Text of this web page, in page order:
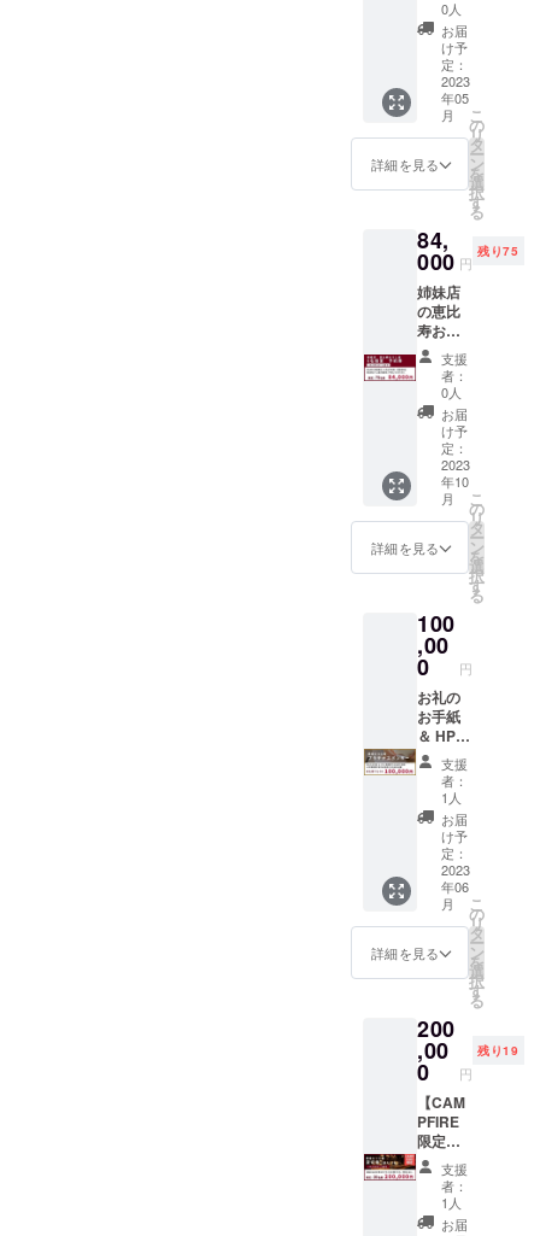
6月1
日〜
2024年
5月31日
ご希
望の場
合は備
掲載し
たい名
ださ
い。
券は
メール
にてお
届けい
たしま
す。ご
予約時
に購入
時の情
えくだ
さい。
※こちら
のご支
援を頂
いたお
客様も
HPへお
名前の
掲載が
可能で
す。
掲載期
間：
2023年
日〜
2024年
5月31日
望の場
合は備
考欄に
掲載し
たい名
前をご
記載く
ださ
い。
分）が
含まれ
ており
ます。
※ドリン
ク代は
含まれ
ており
ませ
になっ
た分だ
計させ
ていた
だきま
す。 ※
お食事
券は
メール
にてお
届けい
たしま
す。ご
予約時
に購入
時の情
えくだ
さい。
※こちら
援を頂
いたお
客様も
HPへお
名前の
掲載が
可能で
す。
掲載期
間：
2023年
6月1
日〜
2024年
5月31日
合は備
考欄に
掲載し
前をご
記載く
ださ
い。
室の予
約券で
す。 有
効期
限：
2023年
5月〜
2023年
9月（店
舗休業
こちら
のご予
約券に
国産ラ
ム焼肉
コース
（最大6
名様
分）が
含まれ
ており
ます。
※ドリン
ク代は
含まれ
ており
ませ
になっ
た分だ
けお会
計させ
ていた
だきま
す。 ※
お食事
券は
メール
にてお
届けい
たしま
す。ご
予約時
に購入
時の情
報とナ
さい。
※こちら
のご支
援を頂
いたお
客様も
HPへお
名前の
掲載が
可能で
す。
0人
お届
け予
定：
2023
年05
月
詳細を見る
こ
の
リ
タ
ー
ン
を
選
択
す
る
84,
000 円
残り75
姉妹店
の恵比
寿おう
し座の
６名個
室の予
約券で
す。 有
効期
限：
2023年
10月〜
2024年
2月（店
舗休業
こちら
のご予
約券に
国産ラ
ム焼肉
コース
（最大4
名様
分）が
含まれ
ており
ます。
※ドリン
ク代は
含まれ
ており
ませ
ん。
当日は
た分だ
けお会
計させ
ていた
だきま
す。 ※
お食事
券は
メール
にてお
届けい
支援
者：
0人
お届
け予
定：
2023
年10
月
詳細を見る
こ
の
リ
タ
ー
ン
を
選
択
す
る
100
,00
0 円
お礼の
お手紙
＆ HPに
無期限
でお名
前を掲
載 & 牧
場設置
予定の
記念碑
にお名
前を記
載いた
しま
す。
2023年
6月1
日〜無
期限 備
考欄に
掲載し
たい名
前をご
記載く
ださい
（希望
支援
者：
1人
お届
け予
定：
2023
年06
月
詳細を見る
こ
の
リ
タ
ー
ン
を
選
択
す
る
200
,00
0 円
残り19
【CAM
PFIRE
限定】
銀座ひ
つじ座
の貸切
券で
支援
者：
1人
お届